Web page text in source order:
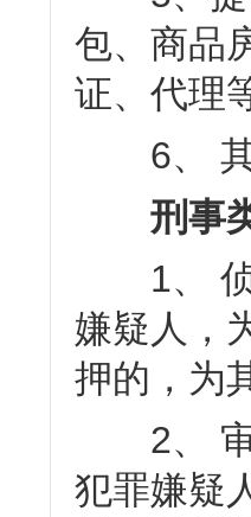
包、商品
证、代理
6、 其
刑事
1、 侦
嫌疑人，
押的，为
2、 审
犯罪嫌疑